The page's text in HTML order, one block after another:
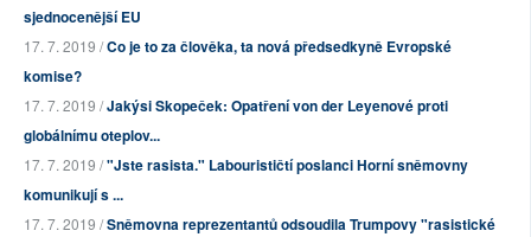
sjednocenější EU
17. 7. 2019 /Co je to za člověka, ta nová předsedkyně Evropské
komise?
17. 7. 2019 /Jakýsi Skopeček: Opatření von der Leyenové proti
globálnímu oteplov...
17. 7. 2019 /"Jste rasista." Labourističtí poslanci Horní sněmovny
komunikují s ...
17. 7. 2019 /Sněmovna reprezentantů odsoudila Trumpovy "rasistické